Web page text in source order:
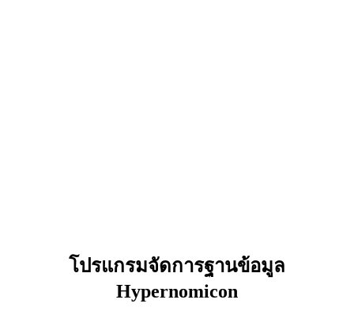
โปรแกรมจัดการฐานข้อมูล
Hypernomicon